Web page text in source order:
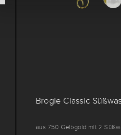
Brogle Classic
aus 750 Gelbgold mit 2